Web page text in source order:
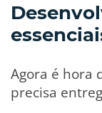
Agora é hora
precisa